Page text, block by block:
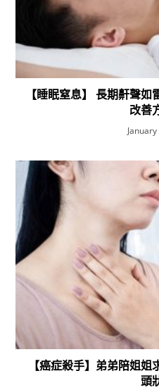
【睡眠窒息】 長期鼾聲
改善
【癌症殺手】弟弟陪姐
頭